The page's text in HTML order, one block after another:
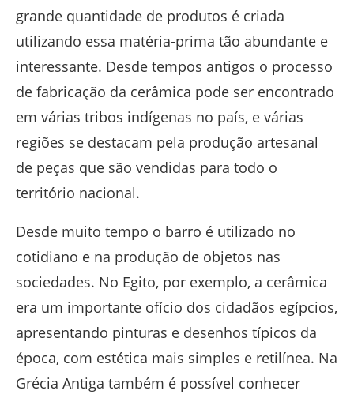
grande quantidade de produtos é criada
utilizando essa matéria-prima tão abundante e
interessante. Desde tempos antigos o processo
de fabricação da cerâmica pode ser encontrado
em várias tribos indígenas no país, e várias
regiões se destacam pela produção artesanal
de peças que são vendidas para todo o
território nacional.
Desde muito tempo o barro é utilizado no
cotidiano e na produção de objetos nas
sociedades. No Egito, por exemplo, a cerâmica
era um importante ofício dos cidadãos egípcios,
apresentando pinturas e desenhos típicos da
época, com estética mais simples e retilínea. Na
Grécia Antiga também é possível conhecer